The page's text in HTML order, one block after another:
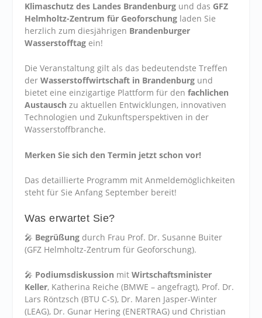
Klimaschutz des Landes Brandenburg und das GFZ
Helmholtz-Zentrum für Geoforschung laden Sie
herzlich zum diesjährigen Brandenburger
Wasserstofftag ein!
Die Veranstaltung gilt als das bedeutendste Treffen
derWasserstoffwirtschaft in Brandenburg und
bietet eine einzigartige Plattform für denfachlichen
Austausch zu aktuellen Entwicklungen, innovativen
Technologien und Zukunftsperspektiven in der
Wasserstoffbranche.
Merken Sie sich den Termin jetzt schon vor!
Das detaillierte Programm mit Anmeldemöglichkeiten
steht für Sie Anfang September bereit!
Was erwartet Sie?
🎤 Begrüßung durch Frau Prof. Dr. Susanne Buiter
(GFZ Helmholtz-Zentrum für Geoforschung).
🎤 Podiumsdiskussion mitWirtschaftsminister
Keller, Katherina Reiche (BMWE – angefragt), Prof. Dr.
Lars Röntzsch (BTU C-S), Dr. Maren Jasper-Winter
(LEAG), Dr. Gunar Hering (ENERTRAG) und Christian